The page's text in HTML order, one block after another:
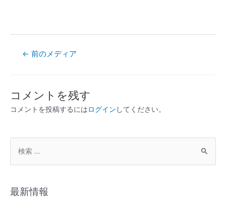
← 前のメディア
コメントを残す
コメントを投稿するにはログイン してください。
最新情報